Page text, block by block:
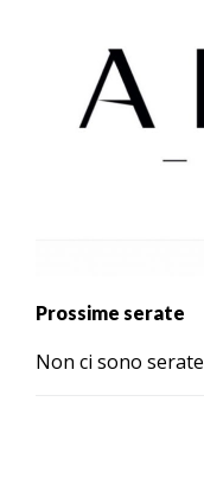
Prossime serate
Non ci sono